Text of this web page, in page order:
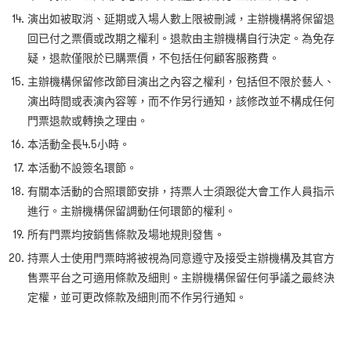
演出如被取消、延期或入場人數上限被刪減，主辦機構將保留退
回已付之票價或改期之權利。退款由主辦機構自行決定。為免存
疑，退款僅限於已購票價，不包括任何顧客服務費。
主辦機構保留修改節目演出之內容之權利，包括但不限於藝人、
演出時間或表演內容等，而不作另行通知，該修改並不構成任何
門票退款或轉換之理由。
本活動全長4.5小時。
本活動不設簽名環節。
有關本活動的合照環節安排，持票人士須跟從大會工作人員指示
進行。主辦機構保留調動任何環節的權利。
所有門票均按銷售條款及場地規則發售。
持票人士使用門票時將被視為同意遵守及接受主辦機構及其官方
售票平台之可適用條款及細則。主辦機構保留任何爭議之最終決
定權，並可更改條款及細則而不作另行通知。